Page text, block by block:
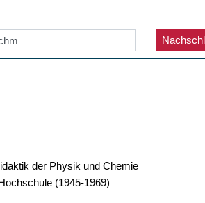
der Physik und Chemie
(1945-1969)